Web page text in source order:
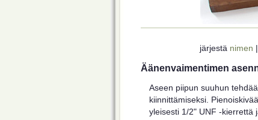
järjestä nimen |
Äänenvaimentimen
Aseen piipun suuhun
kiinnittämiseksi.
yleisesti 1/2" UNF -kierrettä